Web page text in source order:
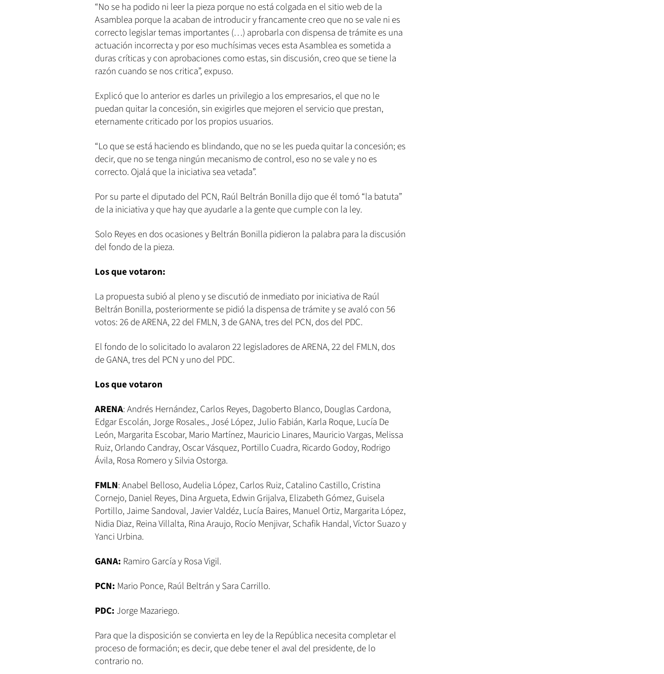
“No se ha podido ni leer la pieza porque no está colgada en el sitio web de la
Asamblea porque la acaban de introducir y francamente creo que no se vale ni es
correcto legislar temas importantes (…) aprobarla con dispensa de trámite es una
actuación incorrecta y por eso muchísimas veces esta Asamblea es sometida a
duras críticas y con aprobaciones como estas, sin discusión, creo que se tiene la
razón cuando se nos critica”, expuso.
Explicó que lo anterior es darles un privilegio a los empresarios, el que no le
puedan quitar la concesión, sin exigirles que mejoren el servicio que prestan,
eternamente criticado por los propios usuarios.
“Lo que se está haciendo es blindando, que no se les pueda quitar la concesión; es
decir, que no se tenga ningún mecanismo de control, eso no se vale y no es
correcto. Ojalá que la iniciativa sea vetada”.
Por su parte el diputado del PCN, Raúl Beltrán Bonilla dijo que él tomó “la batuta”
de la iniciativa y que hay que ayudarle a la gente que cumple con la ley.
Solo Reyes en dos ocasiones y Beltrán Bonilla pidieron la palabra para la discusión
del fondo de la pieza.
Los que votaron:
La propuesta subió al pleno y se discutió de inmediato por iniciativa de Raúl
Beltrán Bonilla, posteriormente se pidió la dispensa de trámite y se avaló con 56
votos: 26 de ARENA, 22 del FMLN, 3 de GANA, tres del PCN, dos del PDC.
El fondo de lo solicitado lo avalaron 22 legisladores de ARENA, 22 del FMLN, dos
de GANA, tres del PCN y uno del PDC.
Los que votaron
ARENA: Andrés Hernández, Carlos Reyes, Dagoberto Blanco, Douglas Cardona,
Edgar Escolán, Jorge Rosales., José López, Julio Fabián, Karla Roque, Lucía De
León, Margarita Escobar, Mario Martínez, Mauricio Linares, Mauricio Vargas, Melissa
Ruiz, Orlando Candray, Oscar Vásquez, Portillo Cuadra, Ricardo Godoy, Rodrigo
Ávila, Rosa Romero y Silvia Ostorga.
FMLN: Anabel Belloso, Audelia López, Carlos Ruiz, Catalino Castillo, Cristina
Cornejo, Daniel Reyes, Dina Argueta, Edwin Grijalva, Elizabeth Gómez, Guisela
Portillo, Jaime Sandoval, Javier Valdéz, Lucía Baires, Manuel Ortiz, Margarita López,
Nidia Diaz, Reina Villalta, Rina Araujo, Rocío Menjivar, Schafik Handal, Víctor Suazo y
Yanci Urbina.
GANA: Ramiro García y Rosa Vigil.
PCN: Mario Ponce, Raúl Beltrán y Sara Carrillo.
PDC: Jorge Mazariego.
Para que la disposición se convierta en ley de la República necesita completar el
proceso de formación; es decir, que debe tener el aval del presidente, de lo
contrario no.